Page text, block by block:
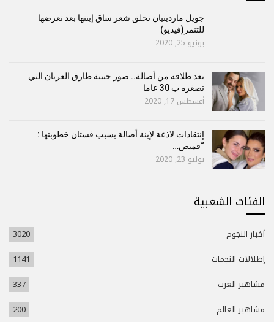
جويل ماردينيان تحلق شعر ساق إبنتها بعد تعرضها
للتنمر(فيديو)
يونيو 25, 2020
بعد طلاقه من أصالة.. صور حبيبة طارق العريان التي
تصغره ب 30 عاما
أغسطس 17, 2020
إنتقادات لاذعة لإبنة أصالة بسبب فستان خطوبتها :
“قميص…
يوليو 23, 2020
الفئات الشعبية
أخبار النجوم
3020
إطلالات النجمات
1141
مشاهير العرب
337
مشاهير العالم
200